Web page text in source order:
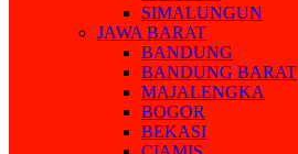
SIMALUNGUN
JAWA BARAT
BANDUNG
BANDUNG BARAT
MAJALENGKA
BOGOR
BEKASI